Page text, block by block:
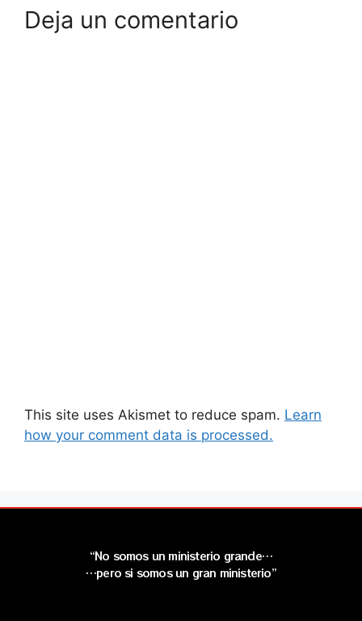
Deja un comentario
This site uses Akismet to reduce spam. Learn
how your comment data is processed.
“No somos un ministerio grande…
…pero si somos un gran ministerio”